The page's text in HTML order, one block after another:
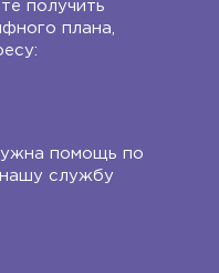
получить
плана,
помощь по
службу